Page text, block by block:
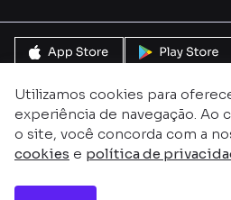
Utilizamos cookies para
experiência de navegação. Ao
o site, você concorda com a
cookies e política de